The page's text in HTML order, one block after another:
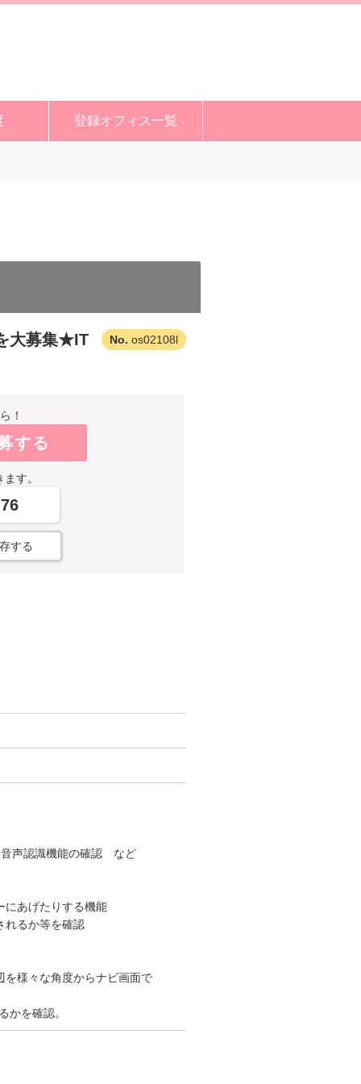
登録オフィス一覧
os02108l
大募集★IT
！
する
す。
する
音声認識機能の確認 など
にあげたりする機能
れるか等を確認
を様々な角度からナビ画面で
かを確認。